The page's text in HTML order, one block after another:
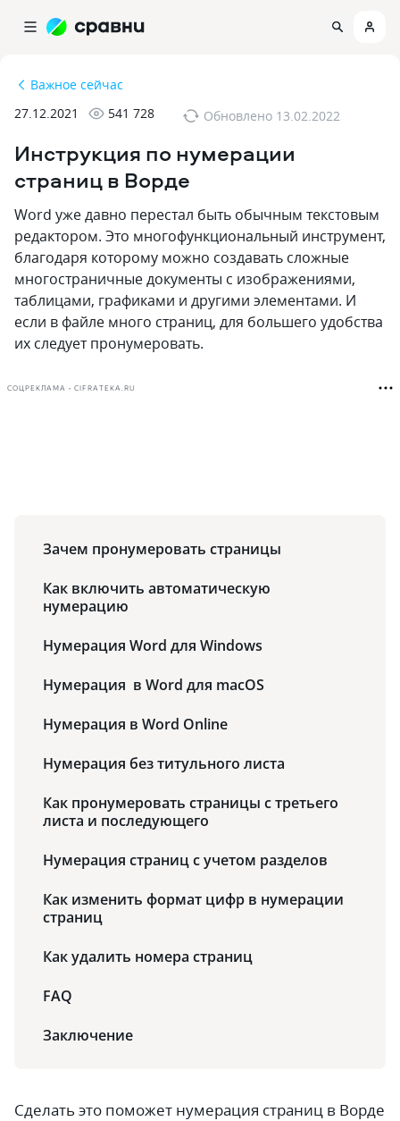
Важное сейчас
27.12.2021
541 728 Обновлено 13.02.2022
Инструкция по нумерации
страниц в Ворде
Word уже давно перестал быть обычным текстовым
редактором. Это многофункциональный инструмент,
благодаря которому можно создавать сложные
многостраничные документы с изображениями,
таблицами, графиками и другими элементами. И
если в файле много страниц, для большего удобства
их следует пронумеровать.
СОЦРЕКЛАМА • CIFRATEKA.RU
Зачем пронумеровать страницы
Как включить автоматическую
нумерацию
Нумерация Word для Windows
Нумерация в Word для macOS
Нумерация в Word Online
Нумерация без титульного листа
Как пронумеровать страницы с третьего
листа и последующего
Нумерация страниц с учетом разделов
Как изменить формат цифр в нумерации
страниц
Как удалить номера страниц
FAQ
Заключение
Сделать это поможет нумерация страниц в Ворде